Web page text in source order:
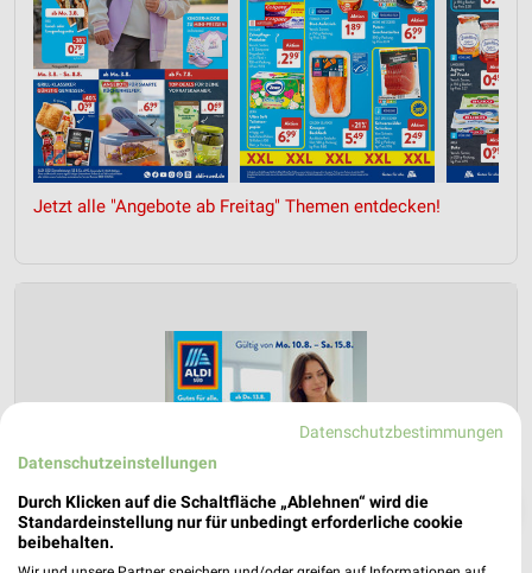
Jetzt alle "Angebote ab Freitag" Themen entdecken!
Datenschutzbestimmungen
Datenschutzeinstellungen
Durch Klicken auf die Schaltfläche „Ablehnen“ wird die
Standardeinstellung nur für unbedingt erforderliche cookie
beibehalten.